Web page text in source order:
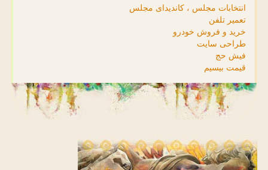
انتخابات مجلس ، کاندیدای مجلس
تعمیر تلفن
خرید و فروش خودرو
طراحی سایت
فیش حج
قیمت بیسیم